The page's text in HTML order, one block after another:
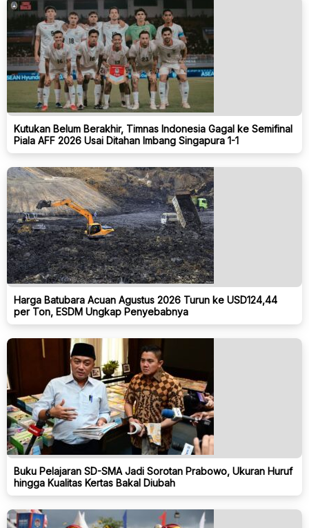
Kutukan Belum Berakhir, Timnas Indonesia Gagal ke Semifinal
Piala AFF 2026 Usai Ditahan Imbang Singapura 1-1
Harga Batubara Acuan Agustus 2026 Turun ke USD124,44
per Ton, ESDM Ungkap Penyebabnya
Buku Pelajaran SD-SMA Jadi Sorotan Prabowo, Ukuran Huruf
hingga Kualitas Kertas Bakal Diubah